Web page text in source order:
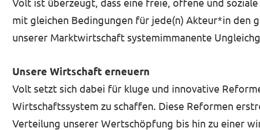
Impressum
Volt ist überzeugt, dass eine freie, offene und
mit gleichen Bedingungen für jede(n) Akteur*in den
unserer Marktwirtschaft systemimmanente
Unsere Wirtschaft erneuern
Volt setzt sich dabei für kluge und innovative
Wirtschaftssystem zu schaffen. Diese Reformen
Verteilung unserer Wertschöpfung bis hin zu einer